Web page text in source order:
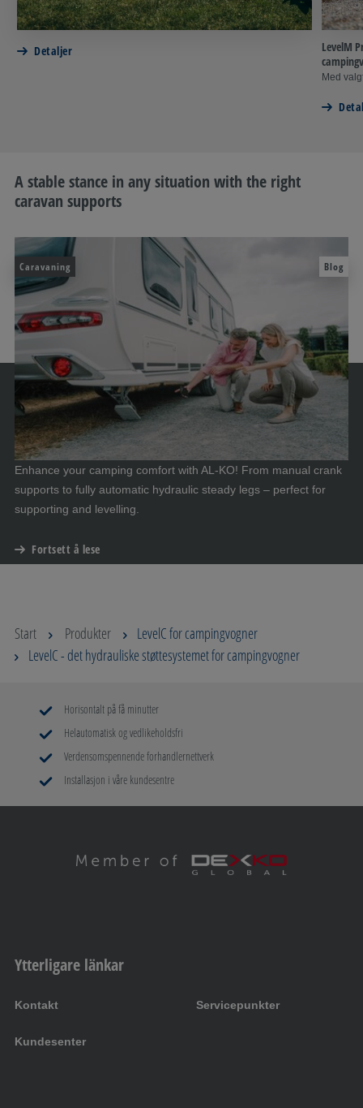
Detaljer
LevelM
Med
A stable stance in any situation with the right
caravan supports
Caravaning Blog
Enhance your camping comfort with AL-KO! From manual crank
supports to fully automatic hydraulic steady legs – perfect for
supporting and levelling.
Fortsett å lese
Start Produkter
LevelC for campingvogner
LevelC - det hydrauliske støttesystemet for campingvogner
Horisontalt på få minutter
Helautomatisk og vedlikeholdsfri
Verdensomspennende forhandlernettverk
Installasjon i våre kundesentre
Ytterligare länkar
Kontakt Servicepunkter
Kundesenter